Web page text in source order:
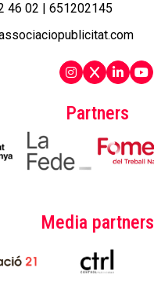
Partners
Media partners
46 02
651202145